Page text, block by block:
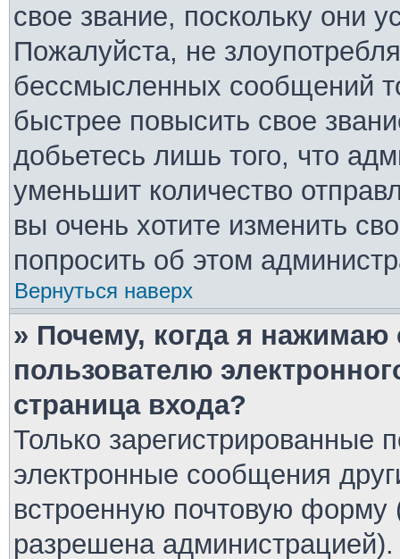
свое звание, поскольку они
Пожалуйста, не
бессмысленных сообщений
быстрее повысить свое
добьетесь лишь того, что
уменьшит количество
вы очень хотите изменить
попросить об этом
Вернуться наверх
» Почему, когда я нажимаю
пользователю
страница входа?
Только зарегистрированные
электронные сообщения
встроенную почтовую форму
разрешена